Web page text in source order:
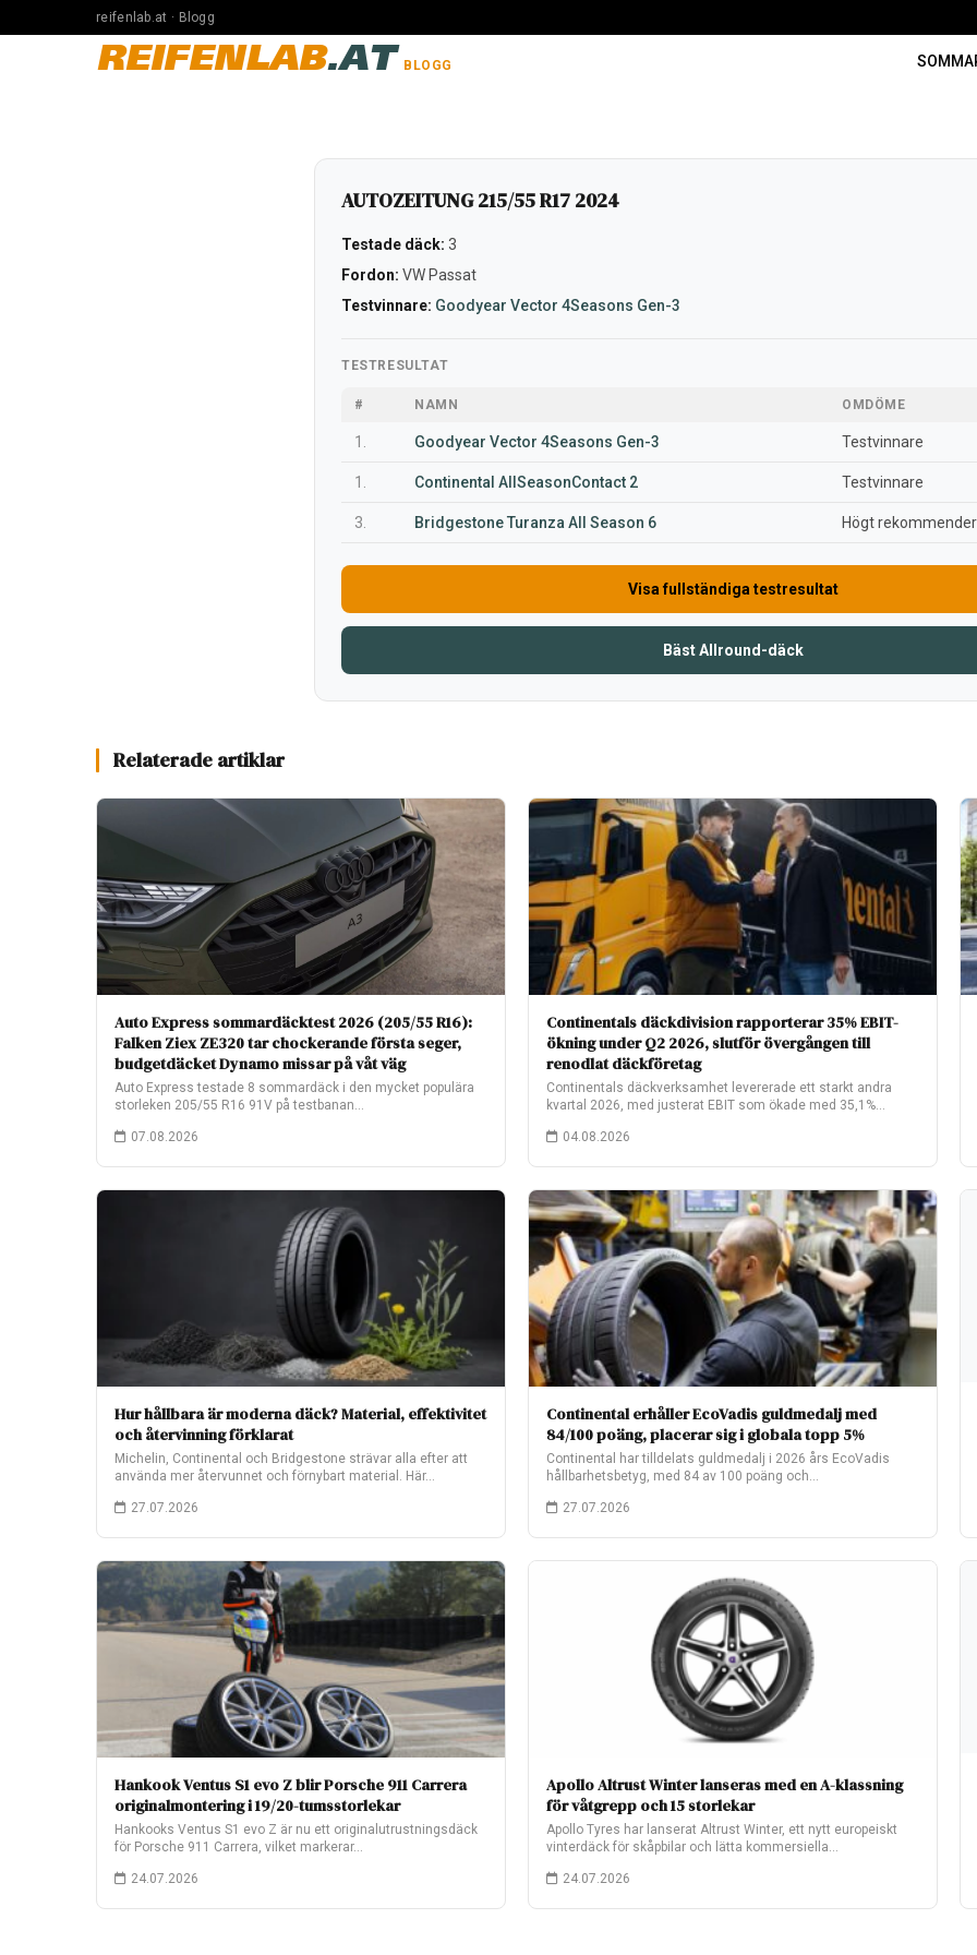
reifenlab.at · Blogg
REIFENLAB.AT BLOGG
AUTOZEITUNG 215/55 R17 2024
Testade däck: 3
Fordon: VW Passat
Testvinnare: Goodyear Vector 4Seasons Gen-3
TESTRESULTAT
# NAMN OMDÖME
1. Goodyear Vector 4Seasons Gen-3 Testvinnare
1. Continental AllSeasonContact 2 Testvinnare
3. Bridgestone Turanza All Season 6 Högt
Visa fullständiga testresultat
Bäst Allround-däck
Relaterade artiklar
Auto Express sommardäcktest 2026 (205/55 R16):
Falken Ziex ZE320 tar chockerande första seger,
budgetdäcket Dynamo missar på våt väg
Auto Express testade 8 sommardäck i den mycket populära
storleken 205/55 R16 91V på testbanan…
07.08.2026
Continentals däckdivision rapporterar 35% EBIT-
ökning under Q2 2026, slutför övergången till
renodlat däckföretag
Continentals däckverksamhet levererade ett starkt andra
kvartal 2026, med justerat EBIT som ökade med 35,1%…
04.08.2026
Hur hållbara är moderna däck? Material, effektivitet
och återvinning förklarat
Michelin, Continental och Bridgestone strävar alla efter att
använda mer återvunnet och förnybart material. Här…
27.07.2026
Continental erhåller EcoVadis guldmedalj med
84/100 poäng, placerar sig i globala topp 5%
Continental har tilldelats guldmedalj i 2026 års EcoVadis
hållbarhetsbetyg, med 84 av 100 poäng och…
27.07.2026
Hankook Ventus S1 evo Z blir Porsche 911 Carrera
originalmontering i 19/20-tumsstorlekar
Hankooks Ventus S1 evo Z är nu ett originalutrustningsdäck
för Porsche 911 Carrera, vilket markerar…
24.07.2026
Apollo Altrust Winter lanseras med en A-klassning
för våtgrepp och 15 storlekar
Apollo Tyres har lanserat Altrust Winter, ett nytt europeiskt
vinterdäck för skåpbilar och lätta kommersiella…
24.07.2026